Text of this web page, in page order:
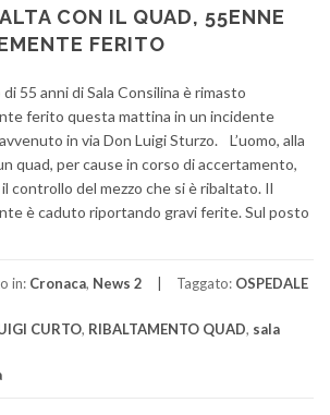
CON IL QUAD, 55ENNE
FERITO
55 anni di Sala Consilina è rimasto
ferito questa mattina in un incidente
in via Don Luigi Sturzo. L’uomo, alla
quad, per cause in corso di accertamento,
controllo del mezzo che si è ribaltato. Il
è caduto riportando gravi ferite. Sul posto
in: Cronaca, News 2 Taggato: OSPEDALE
CURTO, RIBALTAMENTO QUAD, sala